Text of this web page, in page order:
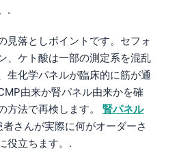
.
見落としポイントです。セフォ
、ケト酸は一部の測定系を混乱
生化学パネルが臨床的に筋が通
由来か腎パネル由来かを確
方法で再検します。 腎パネル
者さんが実際に何がオーダーさ
役立ちます。.